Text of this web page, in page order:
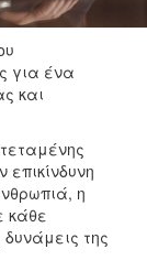
για ένα
και
επικίνδυνη
η
κάθε
της